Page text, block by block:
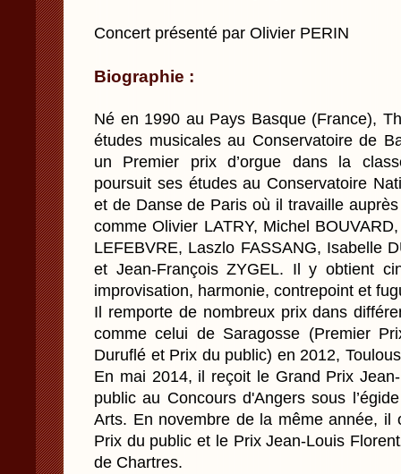
Concert présenté par Olivier PERIN
Biographie :
Né en 1990 au Pays Basque (France),
études musicales au Conservatoire de
un Premier prix d’orgue dans la
poursuit ses études au Conservatoire
et de Danse de Paris où il travaille
comme Olivier LATRY, Michel
LEFEBVRE, Laszlo FASSANG, Isabelle
et Jean-François ZYGEL. Il y obtient
improvisation, harmonie, contrepoint et
Il remporte de nombreux prix dans
comme celui de Saragosse (Premier
Duruflé et Prix du public) en 2012,
En mai 2014, il reçoit le Grand Prix
public au Concours d'Angers sous
Arts. En novembre de la même année, il
Prix du public et le Prix Jean-Louis
de Chartres.